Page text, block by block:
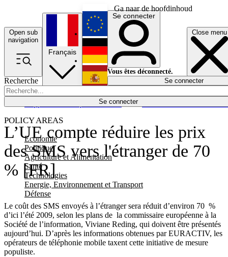
Ga naar de hoofdinhoud
Open sub
navigation
Close menu
Recherche
Se connecter
POLICY AREAS
Economie
Politique
Agriculture et Alimentation
Santé
Technologies
Energie, Environnement et Transport
Défense
Économie
Français
English
Deutsch
Español
Se connecter
Vous êtes déconnecté.
Se connecter
L’UE compte réduire les prix
des SMS vers l'étranger de 70
% [FR]
Le coût des SMS envoyés à l’étranger sera réduit d’environ 70 %
d’ici l’été 2009, selon les plans de la commissaire européenne à la
Société de l’information, Viviane Reding, qui doivent être présentés
aujourd’hui. D’après les informations obtenues par EURACTIV, les
opérateurs de téléphonie mobile taxent cette initiative de mesure
populiste.